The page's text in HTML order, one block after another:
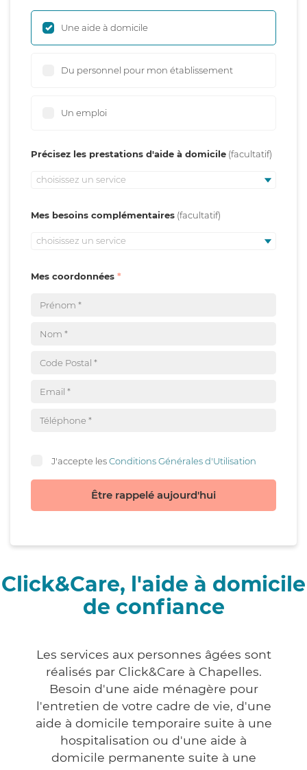
Une aide à domicile
Du personnel pour mon établissement
Un emploi
Précisez les prestations d'aide à domicile
choisissez un service
Mes besoins complémentaires
choisissez un service
Mes coordonnées
J'accepte lesConditions Générales d'Utilisation
Être rappelé aujourd'hui
Click&Care, l'aide à domicile
de confiance
Les services aux personnes âgées sont
réalisés par Click&Care à Chapelles.
Besoin d'une aide ménagère pour
l'entretien de votre cadre de vie, d'une
aide à domicile temporaire suite à une
hospitalisation ou d'une aide à
domicile permanente suite à une